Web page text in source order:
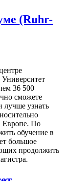
(Ruhr-
36 500
сможете
лучше узнать
Европе. По
обучение в
большое
продолжить